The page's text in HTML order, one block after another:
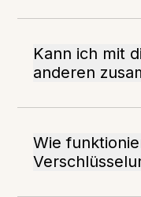
Kann ich mit
anderen
Wie